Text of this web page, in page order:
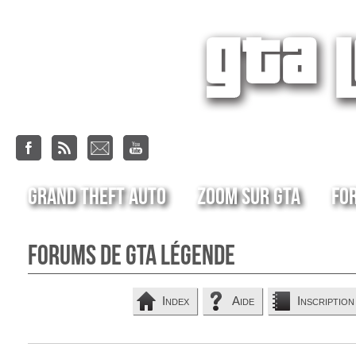
Grand Theft Auto Zoom sur GTA
Forums de GTA Légende
Index Aide Inscription